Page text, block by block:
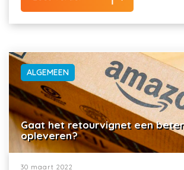
ALGEMEEN
Gaat het retourvignet een
opleveren?
30 maart 2022